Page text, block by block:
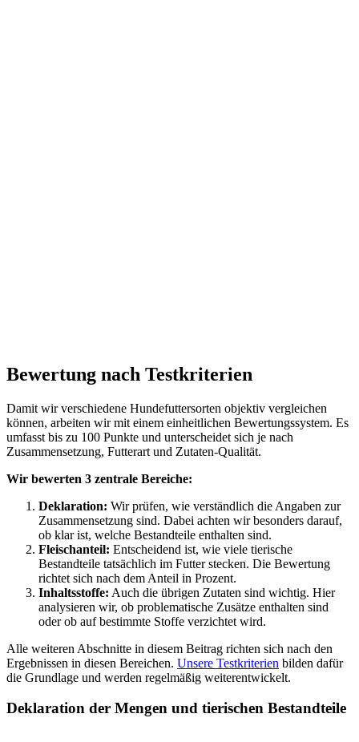
Bewertung nach Testkriterien
Damit wir verschiedene Hundefuttersorten objektiv vergleichen
können, arbeiten wir mit einem einheitlichen Bewertungssystem. Es
umfasst bis zu 100 Punkte und unterscheidet sich je nach
Zusammensetzung, Futterart und Zutaten-Qualität.
Wir bewerten 3 zentrale Bereiche:
Deklaration: Wir prüfen, wie verständlich die Angaben zur
Zusammensetzung sind. Dabei achten wir besonders darauf,
ob klar ist, welche Bestandteile enthalten sind.
Fleischanteil: Entscheidend ist, wie viele tierische
Bestandteile tatsächlich im Futter stecken. Die Bewertung
richtet sich nach dem Anteil in Prozent.
Inhaltsstoffe: Auch die übrigen Zutaten sind wichtig. Hier
analysieren wir, ob problematische Zusätze enthalten sind
oder ob auf bestimmte Stoffe verzichtet wird.
Alle weiteren Abschnitte in diesem Beitrag richten sich nach den
Ergebnissen in diesen Bereichen. Unsere Testkriterien bilden dafür
die Grundlage und werden regelmäßig weiterentwickelt.
Deklaration der Mengen und tierischen Bestandteile